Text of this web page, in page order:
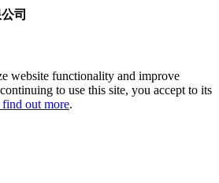
司
website functionality and improve
to use this site, you accept to its
out more.